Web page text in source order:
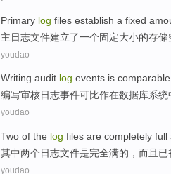
Primary log files establish a fixed
主日志文件建立了一个固定大小的存储
youdao
Writing audit log events is comparable
编写审核日志事件可比作在数据库系统
youdao
Two of the log files are completely full
其中两个日志文件是完全满的， 而且 已
youdao